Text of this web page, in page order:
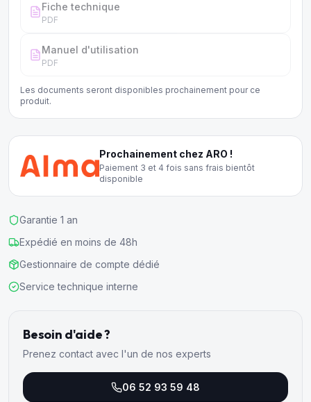
Fiche technique
PDF
Manuel d'utilisation
PDF
Les documents seront disponibles prochainement pour ce
produit.
Prochainement chez ARO !
Paiement 3 et 4 fois sans frais bientôt
disponible
Garantie 1 an
Expédié en moins de 48h
Gestionnaire de compte dédié
Service technique interne
Besoin d'aide ?
Prenez contact avec l'un de nos experts
06 52 93 59 48